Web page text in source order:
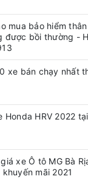
mua bảo hiểm
bồi thường - Hotline hỗ trợ: 0938
xe bán chạy nhất
Honda HRV 2022
xe Ô tô MG Bà
khuyến mãi 2021